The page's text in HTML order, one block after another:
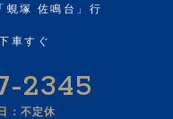
蜆塚 佐鳴台」行
車すぐ
2345
：不定休